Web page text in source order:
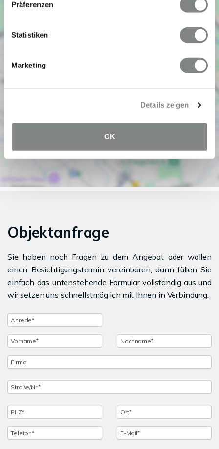
Präferenzen
Statistiken
Marketing
Details zeigen
OK
Objektanfrage
Sie haben noch Fragen zu dem Angebot oder wollen
einen Besichtigungstermin vereinbaren, dann füllen Sie
einfach das untenstehende Formular vollständig aus und
wir setzen uns schnellstmöglich mit Ihnen in Verbindung.